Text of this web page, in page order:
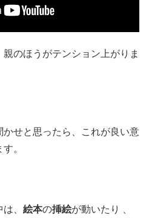
のほうがテンション上がりま
かせと思ったら、これが良い意
。
、 絵本の挿絵が動いたり 、